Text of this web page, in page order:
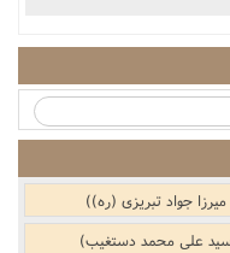
جواد تبریزی (ره))
سید علی محمد دستغیب)